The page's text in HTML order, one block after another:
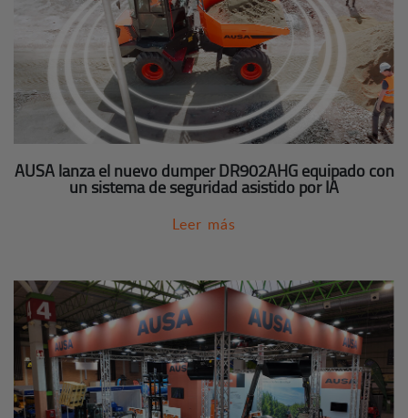
AUSA lanza el nuevo dumper DR902AHG equipado con
un sistema de seguridad asistido por IA
Leer más